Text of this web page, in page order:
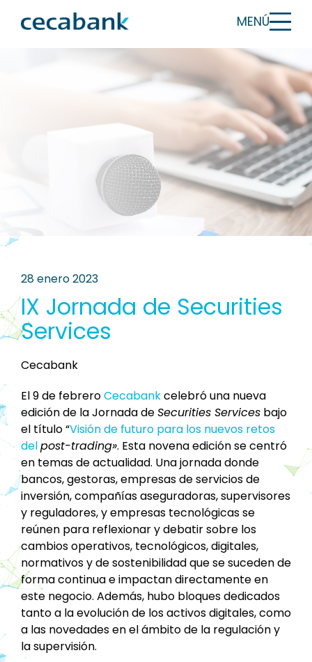
MENÚ
28 enero 2023
IX Jornada de Securities
Services
Cecabank
El 9 de febreroCecabankcelebró una nueva
edición de la Jornada deSecurities Services bajo
el título “Visión de futuro para los nuevos retos
delpost-trading». Esta novena edición se centró
en temas de actualidad. Una jornada donde
bancos, gestoras, empresas de servicios de
inversión, compañías aseguradoras, supervisores
y reguladores, y empresas tecnológicas se
reúnen para reflexionar y debatir sobre los
cambios operativos, tecnológicos, digitales,
normativos y de sostenibilidad que se suceden de
forma continua e impactan directamente en
este negocio. Además, hubo bloques dedicados
tanto a la evolución de los activos digitales, como
a las novedades en el ámbito de la regulación y
la supervisión.